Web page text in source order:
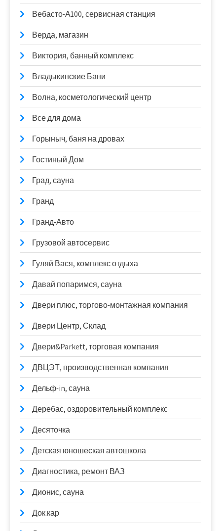
Вебасто-А100, сервисная станция
Верда, магазин
Виктория, банный комплекс
Владыкинские Бани
Волна, косметологический центр
Все для дома
Горыныч, баня на дровах
Гостиный Дом
Град, сауна
Гранд
Гранд-Авто
Грузовой автосервис
Гуляй Вася, комплекс отдыха
Давай попаримся, сауна
Двери плюс, торгово-монтажная компания
Двери Центр, Склад
Двери&Parkett, торговая компания
ДВЦЭТ, производственная компания
Дельф-in, сауна
Деребас, оздоровительный комплекс
Десяточка
Детская юношеская автошкола
Диагностика, ремонт ВАЗ
Дионис, сауна
Док.кар